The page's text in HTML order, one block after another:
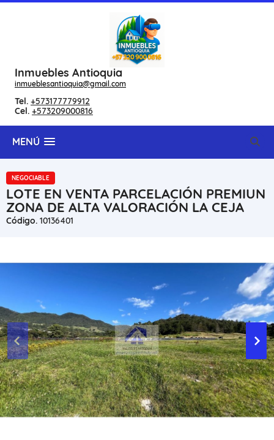
Inmuebles Antioquia
inmueblesantioquia@gmail.com
Tel. +573177779912
Cel. +573209000816
MENÚ
NEGOCIABLE
LOTE EN VENTA PARCELACIÓN PREMIUN
ZONA DE ALTA VALORACIÓN LA CEJA
Código. 10136401